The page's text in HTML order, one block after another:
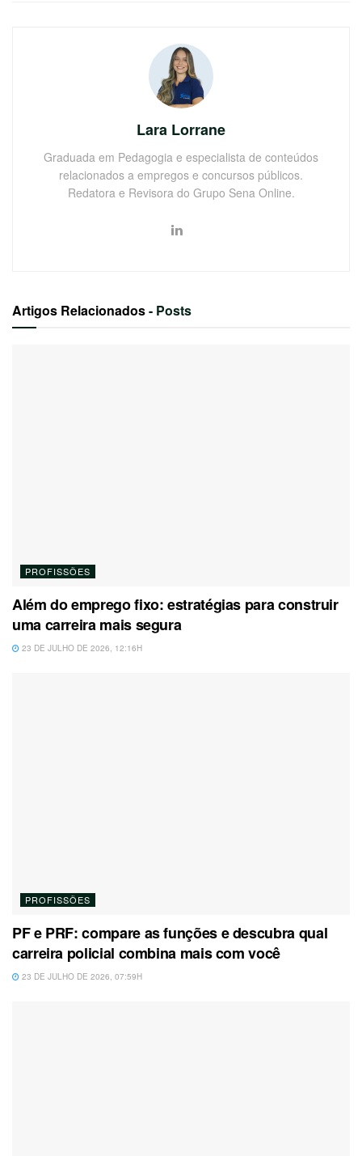
Lara Lorrane
Graduada em Pedagogia e especialista de conteúdos
relacionados a empregos e concursos públicos.
Redatora e Revisora do Grupo Sena Online.
Artigos Relacionados- Posts
PROFISSÕES
Além do emprego fixo: estratégias para construir
uma carreira mais segura
23 DE JULHO DE 2026, 12:16H
PROFISSÕES
PF e PRF: compare as funções e descubra qual
carreira policial combina mais com você
23 DE JULHO DE 2026, 07:59H